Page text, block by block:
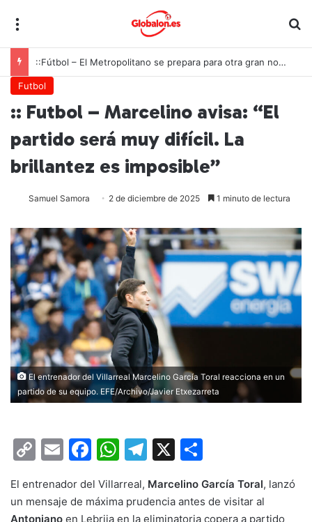
::Fútbol – El Metropolitano se prepara para otra gran noche de la Roja ante Inglaterra
Futbol
:: Futbol – Marcelino avisa: “El
partido será muy difícil. La
brillantez es imposible”
Samuel Samora 2 de diciembre de 2025 1 minuto de lectura
El entrenador del Villarreal Marcelino García Toral reacciona en un
partido de su equipo. EFE/Archivo/Javier Etxezarreta
C
p
y
E
ai
l
F
c
e
W
at
s
T
e
gr
X
m
p
El entrenador del Villarreal, Marcelino García Toral, lanzó
un mensaje de máxima prudencia antes de visitar al
Antoniano en Lebrija en la eliminatoria copera a partido